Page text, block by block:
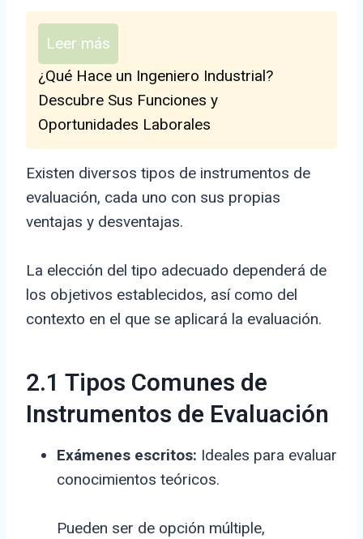
Leer más
¿Qué Hace un Ingeniero Industrial?
Descubre Sus Funciones y
Oportunidades Laborales
Existen diversos tipos de instrumentos de
evaluación, cada uno con sus propias
ventajas y desventajas.
La elección del tipo adecuado dependerá de
los objetivos establecidos, así como del
contexto en el que se aplicará la evaluación.
2.1 Tipos Comunes de
Instrumentos de Evaluación
Exámenes escritos: Ideales para evaluar
conocimientos teóricos.
Pueden ser de opción múltiple,